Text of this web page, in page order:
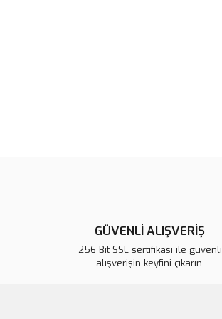
GÜVENLİ ALIŞVERİŞ
256 Bit SSL sertifikası ile güvenli
alışverişin keyfini çıkarın.